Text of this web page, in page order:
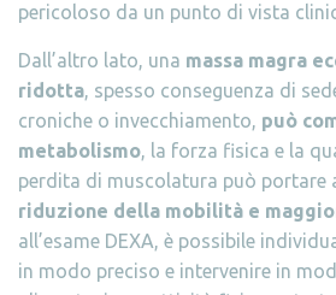
pericoloso da un punto di vista
Dall’altro lato, una massa magra
ridotta, spesso conseguenza di
croniche o invecchiamento, può
metabolismo, la forza fisica e la
perdita di muscolatura può portare
riduzione della mobilità e
all’esame DEXA, è possibile
in modo preciso e intervenire in